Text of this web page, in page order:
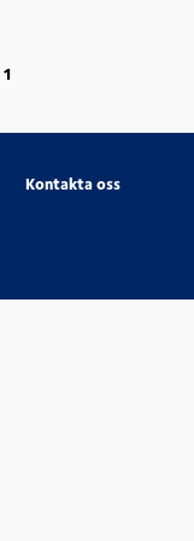
1
Kontakta oss